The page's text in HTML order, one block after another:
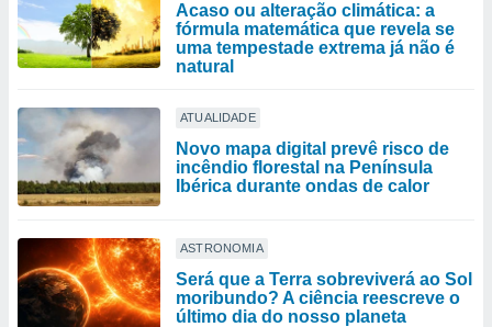
Acaso ou alteração climática: a
fórmula matemática que revela se
uma tempestade extrema já não é
natural
ATUALIDADE
Novo mapa digital prevê risco de
incêndio florestal na Península
Ibérica durante ondas de calor
ASTRONOMIA
Será que a Terra sobreviverá ao Sol
moribundo? A ciência reescreve o
último dia do nosso planeta